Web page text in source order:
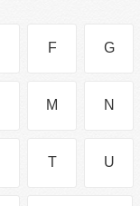
F G
M N
T U